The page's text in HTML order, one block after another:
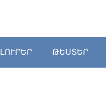
ԼՈՒՐԵՐ ԹԵՍՏԵՐ